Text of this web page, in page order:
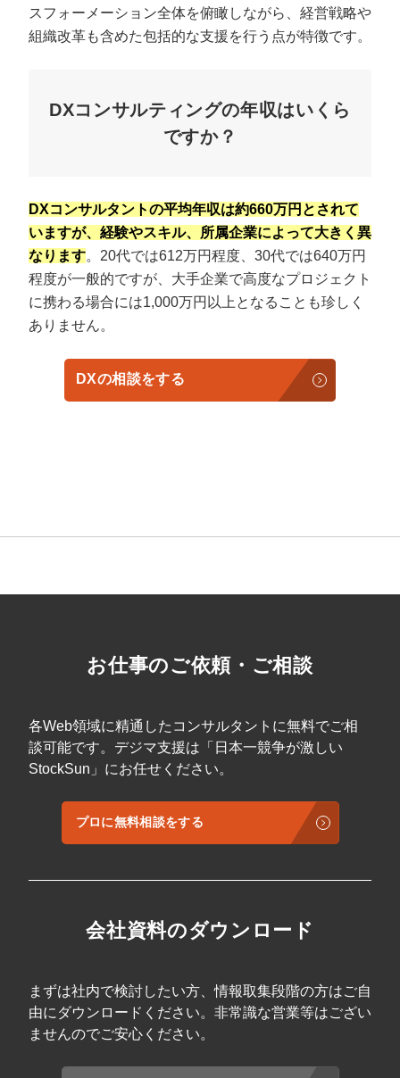
スフォーメーション全体を俯瞰しながら、経営戦略や
組織改革も含めた包括的な支援を行う点が特徴です。
DXコンサルティングの年収はいくら
ですか？
DXコンサルタントの平均年収は約660万円とされて
いますが、経験やスキル、所属企業によって大きく異
なります。20代では612万円程度、30代では640万円
程度が一般的ですが、大手企業で高度なプロジェクト
に携わる場合には1,000万円以上となることも珍しく
ありません。
DXの相談をする
お仕事のご依頼・ご相談
各Web領域に精通したコンサルタントに無料でご相
談可能です。デジマ支援は「日本一競争が激しい
StockSun」にお任せください。
プロに無料相談をする
会社資料のダウンロード
まずは社内で検討したい方、情報取集段階の方はご自
由にダウンロードください。非常識な営業等はござい
ませんのでご安心ください。